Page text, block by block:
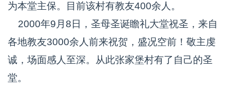
为本堂主保。目前该村有教友400余人。
2000年9月8日，圣母圣诞瞻礼大堂祝圣，来自
各地教友3000余人前来祝贺，盛况空前！敬主虔
诚，场面感人至深。从此张家堡村有了自己的圣
堂。